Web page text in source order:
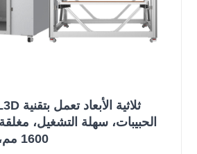
الحبيبات، سهلة التشغيل،
1600 مم، آلة طباعة كبيرة